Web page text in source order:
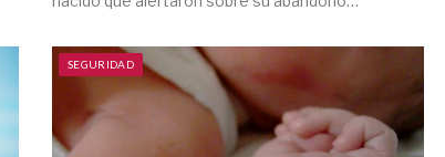
SEGURIDAD